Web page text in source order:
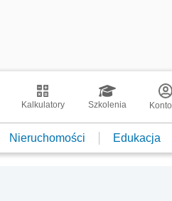
Kalkulatory Szkolenia Konto
Nieruchomości Edukacja